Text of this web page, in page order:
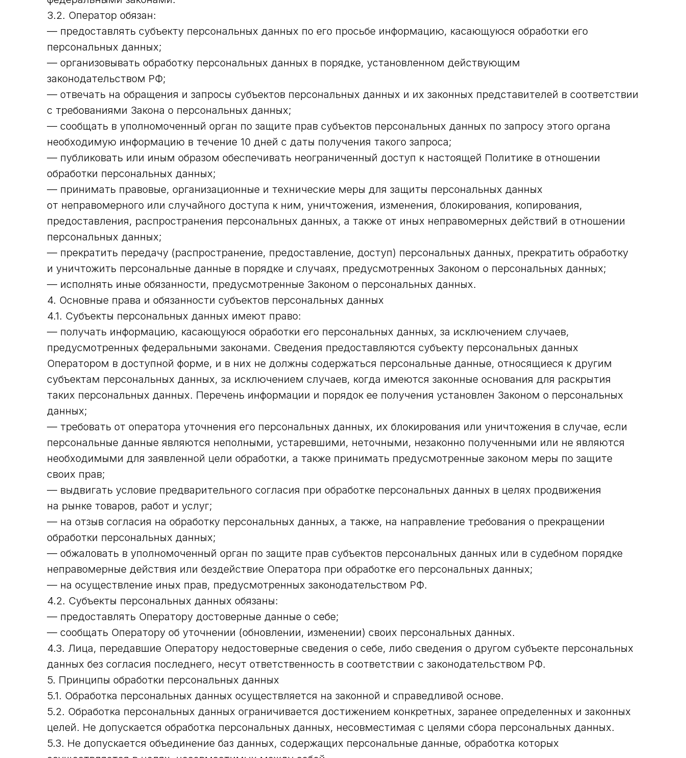
3.2. Оператор обязан:
— предоставлять субъекту персональных данных по его просьбе информацию, касающуюся обработки его
персональных данных;
— организовывать обработку персональных данных в порядке, установленном действующим
законодательством РФ;
— отвечать на обращения и запросы субъектов персональных данных и их законных представителей в соответствии
с требованиями Закона о персональных данных;
— сообщать в уполномоченный орган по защите прав субъектов персональных данных по запросу этого органа
необходимую информацию в течение 10 дней с даты получения такого запроса;
— публиковать или иным образом обеспечивать неограниченный доступ к настоящей Политике в отношении
обработки персональных данных;
— принимать правовые, организационные и технические меры для защиты персональных данных
от неправомерного или случайного доступа к ним, уничтожения, изменения, блокирования, копирования,
предоставления, распространения персональных данных, а также от иных неправомерных действий в отношении
персональных данных;
— прекратить передачу (распространение, предоставление, доступ) персональных данных, прекратить обработку
и уничтожить персональные данные в порядке и случаях, предусмотренных Законом о персональных данных;
— исполнять иные обязанности, предусмотренные Законом о персональных данных.
4. Основные права и обязанности субъектов персональных данных
4.1. Субъекты персональных данных имеют право:
— получать информацию, касающуюся обработки его персональных данных, за исключением случаев,
предусмотренных федеральными законами. Сведения предоставляются субъекту персональных данных
Оператором в доступной форме, и в них не должны содержаться персональные данные, относящиеся к другим
субъектам персональных данных, за исключением случаев, когда имеются законные основания для раскрытия
таких персональных данных. Перечень информации и порядок ее получения установлен Законом о персональных
данных;
— требовать от оператора уточнения его персональных данных, их блокирования или уничтожения в случае, если
персональные данные являются неполными, устаревшими, неточными, незаконно полученными или не являются
необходимыми для заявленной цели обработки, а также принимать предусмотренные законом меры по защите
своих прав;
— выдвигать условие предварительного согласия при обработке персональных данных в целях продвижения
на рынке товаров, работ и услуг;
— на отзыв согласия на обработку персональных данных, а также, на направление требования о прекращении
обработки персональных данных;
— обжаловать в уполномоченный орган по защите прав субъектов персональных данных или в судебном порядке
неправомерные действия или бездействие Оператора при обработке его персональных данных;
— на осуществление иных прав, предусмотренных законодательством РФ.
4.2. Субъекты персональных данных обязаны:
— предоставлять Оператору достоверные данные о себе;
— сообщать Оператору об уточнении (обновлении, изменении) своих персональных данных.
4.3. Лица, передавшие Оператору недостоверные сведения о себе, либо сведения о другом субъекте персональных
данных без согласия последнего, несут ответственность в соответствии с законодательством РФ.
5. Принципы обработки персональных данных
5.1. Обработка персональных данных осуществляется на законной и справедливой основе.
5.2. Обработка персональных данных ограничивается достижением конкретных, заранее определенных и законных
целей. Не допускается обработка персональных данных, несовместимая с целями сбора персональных данных.
5.3. Не допускается объединение баз данных, содержащих персональные данные, обработка которых